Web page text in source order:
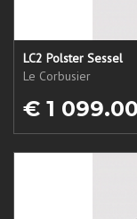
LC2 Polster Sessel
Le Corbusier
€ 1 099.00